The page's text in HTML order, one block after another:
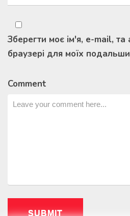
Зберегти моє ім'я, e-mail,
браузері для моїх
Comment